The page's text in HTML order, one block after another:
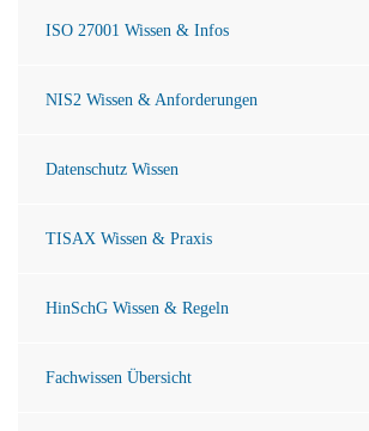
ISO 27001 Wissen & Infos
NIS2 Wissen & Anforderungen
Datenschutz Wissen
TISAX Wissen & Praxis
HinSchG Wissen & Regeln
Fachwissen Übersicht